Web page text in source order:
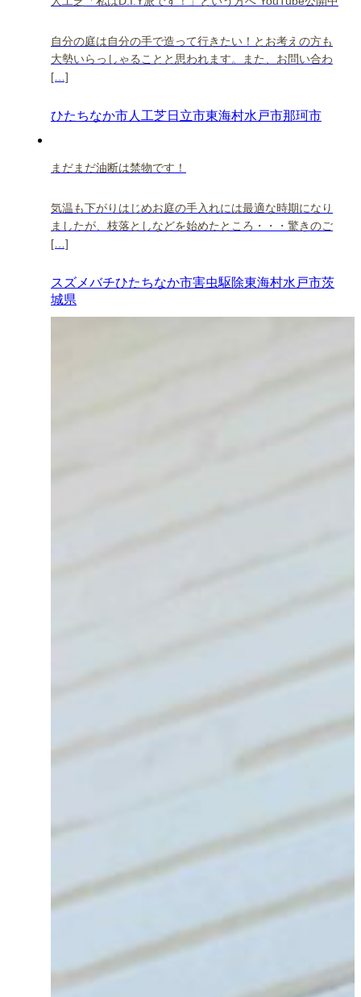
自分の庭は自分の手で造って行きたい！とお考えの方も
大勢いらっしゃることと思われます。また、お問い合わ
[…]
ひたちなか市人工芝日立市東海村水戸市那珂市
まだまだ油断は禁物です！
気温も下がりはじめお庭の手入れには最適な時期になり
ましたが、枝落としなどを始めたところ・・・驚きのご
[…]
スズメバチひたちなか市害虫駆除東海村水戸市茨
城県